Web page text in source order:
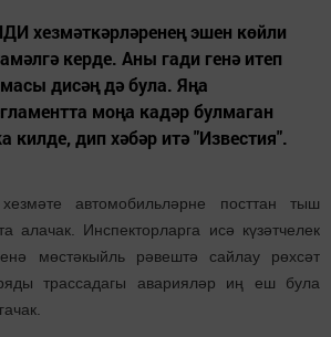
хезмәткәрләренең эшен көйли
керде. Аны гади генә итеп
дисәң дә була. Яңа
моңа кадәр булмаган
килде, дип хәбәр итә "Известия".
автомобильләрне посттан тыш
алачак. Инспекторларга исә күзәтчелек
мөстәкыйль рәвештә сайлау рөхсәт
трассадагы аварияләр иң еш була